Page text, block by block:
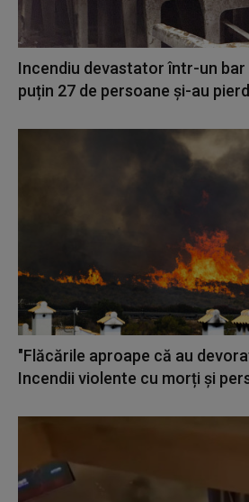
Incendiu devastator într-un bar
puțin 27 de persoane și-au
"Flăcările aproape că au
Incendii violente cu morți și